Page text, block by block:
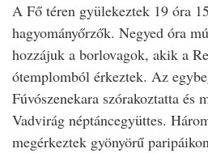
A Fő téren gyülekeztek 19 óra
hagyományőrzők. Negyed óra
hozzájuk a borlovagok, akik a
ótemplomból érkeztek. Az
Fúvószenekara szórakoztatta és
Vadvirág néptáncegyüttes.
megérkeztek gyönyörű